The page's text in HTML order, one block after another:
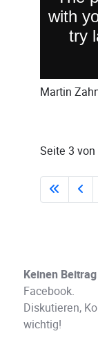
Martin
Seite 3 von
Keinen
Facebook.
Diskutieren,
wichtig!